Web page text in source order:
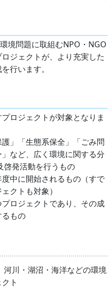
境問題に取組むNPO・NGO
ジェクトが、より充実した
行います。
ロジェクトが対象となりま
」「生態系保全」「ごみ問
など、広く環境に関する分
啓発活動を行うもの
中に開始されるもの（すで
クトも対象）
ロジェクトであり、その成
もの
河川・湖沼・海洋などの環境
ト